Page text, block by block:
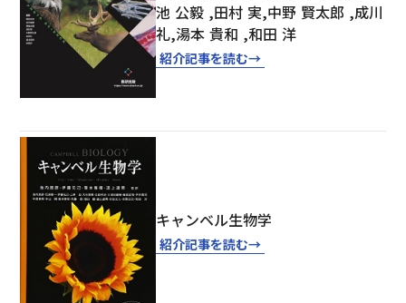
池 公毅 ,田村 実,中野 賢太郎 ,成川
礼,湯本 貴和 ,和田 洋
紹介記事を読む→
キャンベル生物学
紹介記事を読む→